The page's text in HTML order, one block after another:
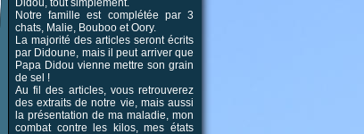
Didou, tout simplement.
Notre famille est complétée par 3
chats, Malie, Bouboo et Oory.
La majorité des articles seront écrits
par Didoune, mais il peut arriver que
Papa Didou vienne mettre son grain
de sel !
Au fil des articles, vous retrouverez
des extraits de notre vie, mais aussi
la présentation de ma maladie, mon
combat contre les kilos, mes états